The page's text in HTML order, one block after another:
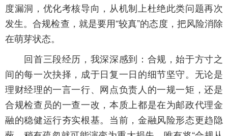
度漏洞，优化考核导向，从机制上杜绝此类问题再次
发生。合规检查，就是要用“较真”的态度，把风险消除
在萌芽状态。
回首三段经历，我深深感到：合规，始于方寸之
间的每一次抉择，成于日复一日的细节坚守。无论是
理财经理的一言一行、网点负责人的一规一矩，还是
合规检查员的一查一改，本质上都是在为邮政代理金
融的稳健运行夯实根基。当前，金融风险形态更趋隐